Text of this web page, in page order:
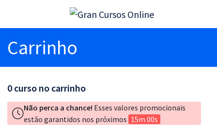
Carrinho
0 curso no carrinho
Não perca a chance! Esses valores promocionais
estão garantidos nos próximos 15m 00s